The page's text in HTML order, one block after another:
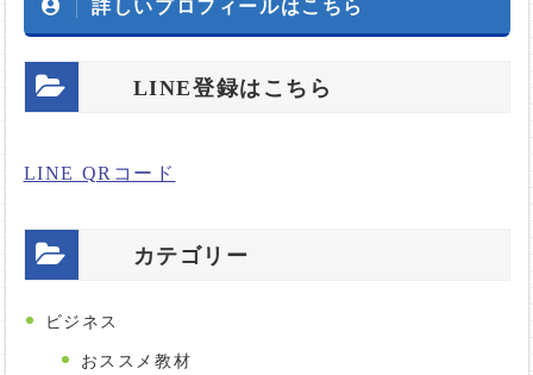
詳しいプロフィールはこちら
LINE登録はこちら
LINE QRコード
カテゴリー
ビジネス
おススメ教材